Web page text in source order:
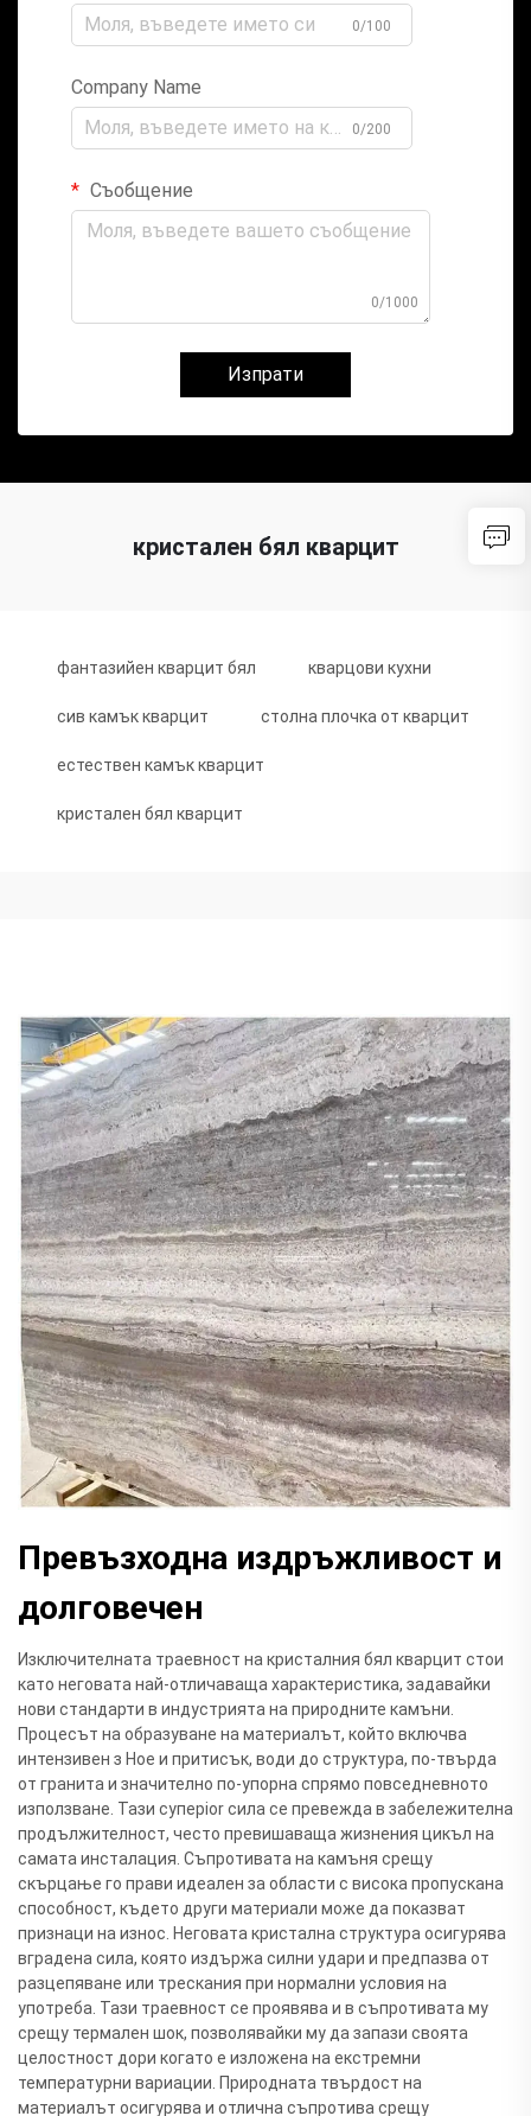
0/100
Company Name
0/200
Съобщение
0/1000
Изпрати
кристален бял кварцит
фантазийен кварцит бял кварцови кухни
сив камък кварцит столна плочка от кварцит
естествен камък кварцит
кристален бял кварцит
Превъзходна издръжливост и
долговечен
Изключителната траевност на кристалния бял кварцит стои
като неговата най-отличаваща характеристика, задавайки
нови стандарти в индустрията на природните камъни.
Процесът на образуване на материалът, който включва
интензивен з Hoe и притисък, води до структура, по-твърда
от гранита и значително по-упорна спрямо повседневното
използване. Тази суперior сила се превежда в забележителна
продължителност, често превишаваща жизнения цикъл на
самата инсталация. Съпротивата на камъня срещу
скърцање го прави идеален за области с висока пропускана
способност, където други материали може да показват
признаци на износ. Неговата кристална структура осигурява
вградена сила, която издържа силни удари и предпазва от
разцепяване или трескания при нормални условия на
употреба. Тази траевност се проявява и в съпротивата му
срещу термален шок, позволявайки му да запази своята
целостност дори когато е изложена на екстремни
температурни вариации. Природната твърдост на
материалът осигурява и отлична съпротива срещу